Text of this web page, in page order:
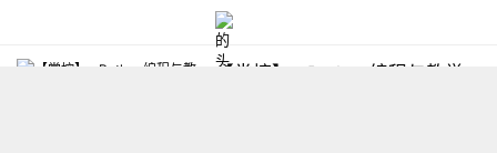
【掌控】mPython编程与教学